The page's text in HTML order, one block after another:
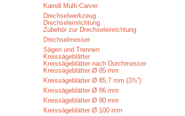
Kaindl Multi-Carver
Drechselwerkzeug
Drechseleinrichtung
Zubehör zur Drechseleinrichtung
Drechselmesser
Sägen und Trennen
Kreissägeblätter
Kreissägeblätter nach Durchmesser
Kreissägeblätter Ø 85 mm
Kreissägeblätter Ø 85,7 mm (3⅜'')
Kreissägeblätter Ø 86 mm
Kreissägeblätter Ø 90 mm
Kreissägeblätter Ø 100 mm